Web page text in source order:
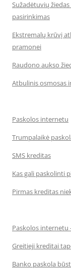
Sužadėtuvių
pasirinkimas
Ekstremalų krūvį
pramonei
Raudono aukso
Atbulinis osmosas
Paskolos internetu
Trumpalaikė
SMS kreditas
Kas gali paskolinti
Pirmas kreditas
Paskolos internetu
Greitieji kreditai
Banko paskola